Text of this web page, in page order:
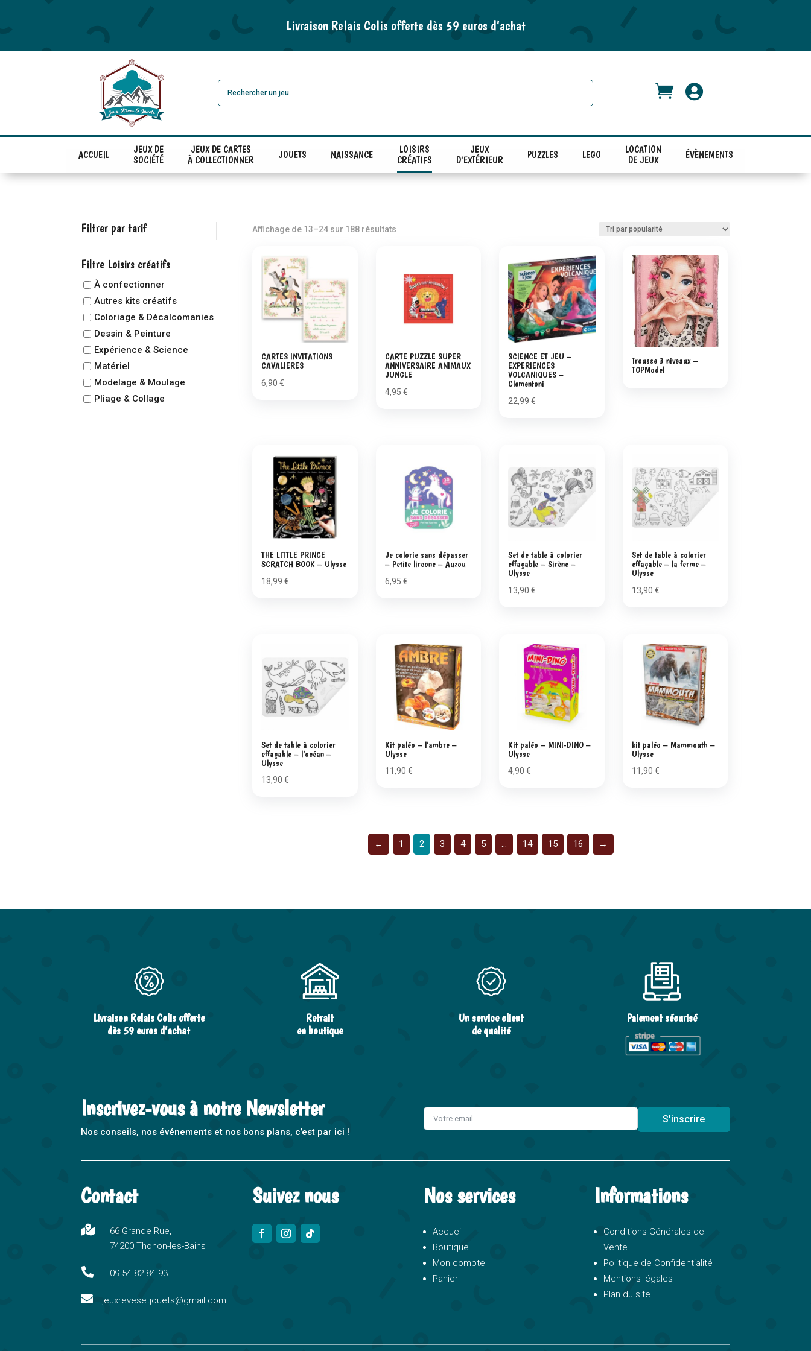
Livraison Relais Colis offerte dès 59 euros d’achat
 
ACCUEIL
JEUX DE
SOCIÉTÉ
JEUX DE CARTES
À COLLECTIONNER
JOUETS NAISSANCE
LOISIRS
CRÉATIFS
JEUX
D'EXTÉRIEUR
PUZZLES LEGO
LOCATION
DE JEUX
ÉVÈNEMENTS
Filtrer par tarif
Filtre Loisirs créatifs
À confectionner
Autres kits créatifs
Coloriage & Décalcomanies
Dessin & Peinture
Expérience & Science
Matériel
Modelage & Moulage
Pliage & Collage
Affichage de 13–24 sur 188 résultatsTrié
CARTES INVITATIONS
CAVALIERES
6,90 €
CARTE PUZZLE SUPER
ANNIVERSAIRE ANIMAUX
JUNGLE
4,95 €
SCIENCE ET JEU –
EXPERIENCES
VOLCANIQUES –
Clementoni
22,99€
Trousse 3 niveaux –
TOPModel
THE LITTLE PRINCE
SCRATCH BOOK – Ulysse
18,99 €
Je colorie sans dépasser
– Petite lircone – Auzou
6,95 €
Set de table à colorier
effaçable – Sirène –
Ulysse
13,90€
Set de table à colorier
effaçable – la ferme –
Ulysse
13,90 €
Set de table à colorier
effaçable – l’océan –
Ulysse
13,90 €
Kit paléo – l’ambre –
Ulysse
11,90 €
Kit paléo – MINI-DINO –
Ulysse
4,90€
kit paléo – Mammouth –
Ulysse
11,90 €
← 1 2 3 4 5 … 14 15 16 →
Livraison Relais Colis offerte
dès 59 euros d’achat
Retrait
en boutique
Un service client
de qualité
Paiement sécurisé
Inscrivez-vous à notre Newsletter
Nos conseils, nos événements et nos bons plans, c’est par ici !
S'inscrire
e
Contact

66 Grande Rue,
74200 Thonon-les-Bains
 09 54 82 84 93
 jeuxrevesetjouets@gmail.com
Suivez nous Nos services
Accueil
Boutique
Mon compte
Panier
Informations
Conditions Générales de
Vente
Politique de Confidentialité
Mentions légales
Plan du site